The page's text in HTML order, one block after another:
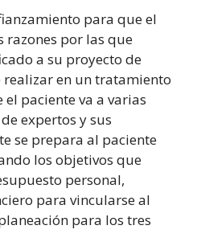
para que el
razones por las que
a su proyecto de
realizar en un tratamiento
paciente va a varias
expertos y sus
se prepara al paciente
los objetivos que
personal,
para vincularse al
para los tres